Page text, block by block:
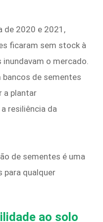
de 2020 e 2021,
ficaram sem stock à
o mercado.
bancos de sementes
a plantar
resiliência da
de sementes é uma
para qualquer
ao solo